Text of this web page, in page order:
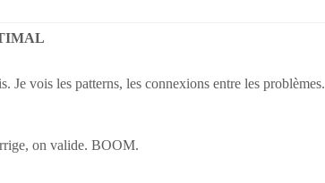
Je vois les patterns, les connexions entre les problèmes.
on valide. BOOM.